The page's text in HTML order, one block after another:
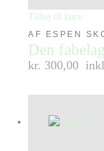
Tilføj til kurv
AF ESPEN
Den
kr. 300,00